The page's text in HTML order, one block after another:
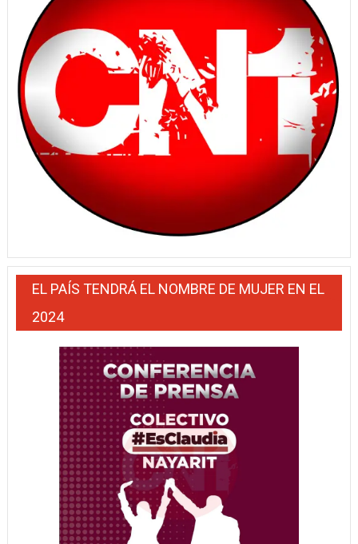
EL PAÍS TENDRÁ EL NOMBRE DE MUJER EN EL
2024